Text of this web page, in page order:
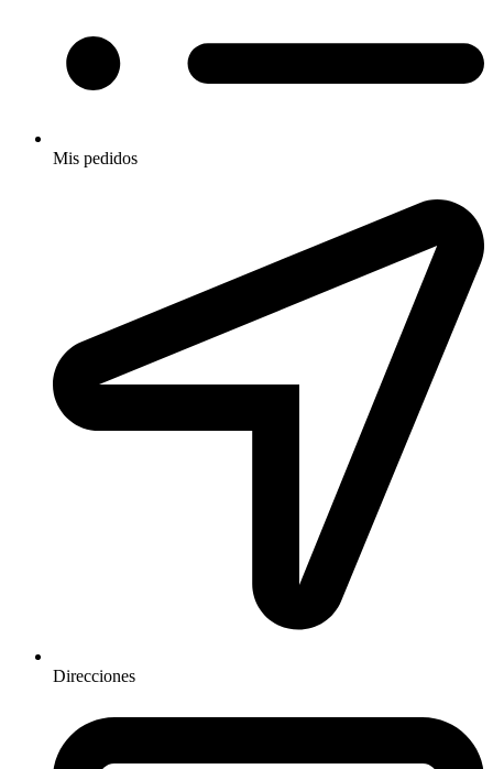
Mis pedidos
Direcciones